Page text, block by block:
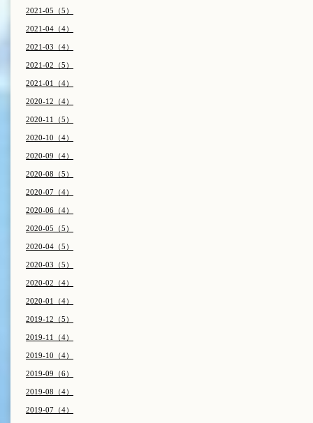
2021-05（5）
2021-04（4）
2021-03（4）
2021-02（5）
2021-01（4）
2020-12（4）
2020-11（5）
2020-10（4）
2020-09（4）
2020-08（5）
2020-07（4）
2020-06（4）
2020-05（5）
2020-04（5）
2020-03（5）
2020-02（4）
2020-01（4）
2019-12（5）
2019-11（4）
2019-10（4）
2019-09（6）
2019-08（4）
2019-07（4）